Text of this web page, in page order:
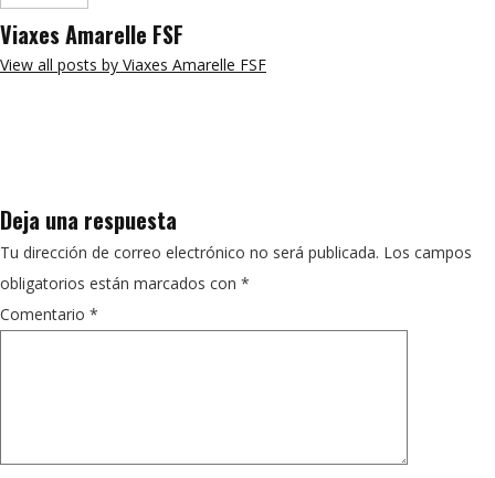
Viaxes Amarelle FSF
View all posts by Viaxes Amarelle FSF
Deja una respuesta
Tu dirección de correo electrónico no será publicada. Los campos
obligatorios están marcados con *
Comentario *